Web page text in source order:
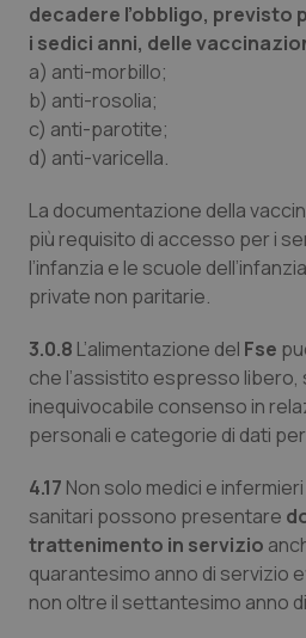
decadere l’obbligo, previsto
i sedici anni, delle
a) anti-morbillo;
b) anti-rosolia;
c) anti-parotite;
d) anti-varicella.
La documentazione della
più requisito di accesso per i
l’infanzia e le scuole
private non paritarie.
3.0.8 L’alimentazione del Fse
che l’assistito espresso
inequivocabile consenso in
personali e categorie di dati
4.17 Non solo medici e
sanitari possono presentare
trattenimento in servizio
quarantesimo anno di servizio
non oltre il settantesimo anno